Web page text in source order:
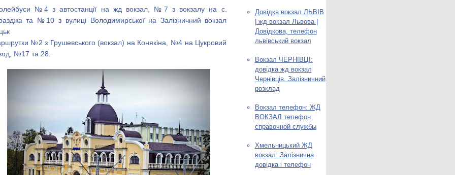
№4 з автостанції на жд вокзал, №7 з вокзалу на с.
та №10 з вулиці Володимирської на Залізничний вокзал
№2 з Грушевського (вокзал) на Конякіна, №4 на Цукровий
№17 та 28.
Довідка вокзал ЛЬВІВ
| жд вокзал Львова |
Довідкова, телефон
львівський вокзал
Вокзал ЧЕРНІВЦІ:
довідка жд вокзал
Чернівців. Залізничний
розклад
Вокзал телефон: ЖД
ВОКЗАЛ телефон
справочной службы
Хмельницький ЖД
вокзал: Залізнична
довідка і телефон